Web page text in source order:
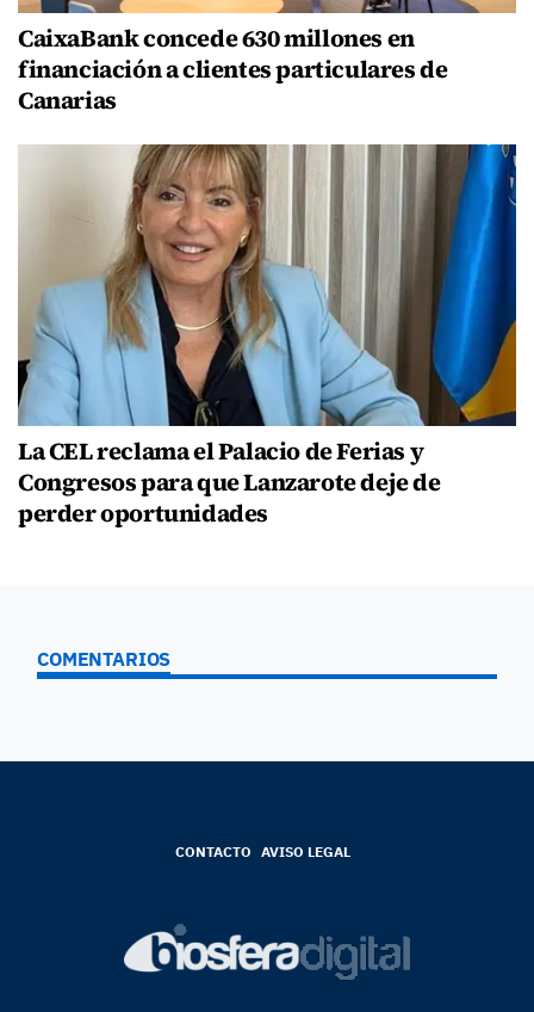
CaixaBank concede 630 millones en
financiación a clientes particulares de
Canarias
La CEL reclama el Palacio de Ferias y
Congresos para que Lanzarote deje de
perder oportunidades
COMENTARIOS
CONTACTO AVISO LEGAL